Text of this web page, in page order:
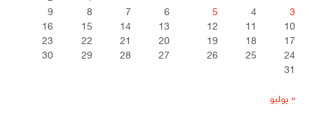
3
4
5
6
7
8
9
10
11
12
13
14
15
16
17
18
19
20
21
22
23
24
25
26
27
28
29
30
31
« يوليو